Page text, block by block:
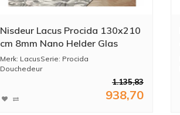
Nisdeur Lacus Procida 130x210
cm 8mm Nano Helder Glas
Merk: LacusSerie: Procida
Douchedeur
1.135,83
938,70